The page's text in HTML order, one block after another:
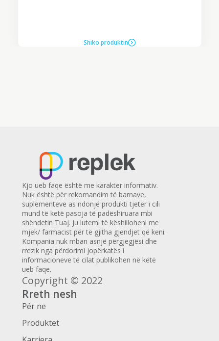
Shiko produktin
Kjo ueb faqe është me karakter informativ.
Nuk është për rekomandim të barnave,
suplementeve as ndonjë produkti tjetër i cili
mund të ketë pasoja të padëshiruara mbi
shëndetin Tuaj. Ju lutemi të këshilloheni me
mjek/ farmacist për të gjitha gjendjet që keni.
Kompania nuk mban asnjë përgjegjësi dhe
rrezik nga përdorimi jopërkatës i
informacioneve të cilat publikohen në këtë
ueb faqe.
Copyright © 2022
Rreth nesh
Për ne
Produktet